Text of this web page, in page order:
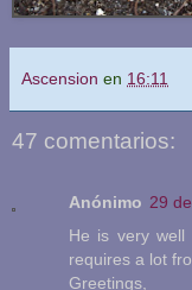
Ascension en 16:11
47 comentarios:
Anónimo 29
He is very
requires a lot
Greetings,